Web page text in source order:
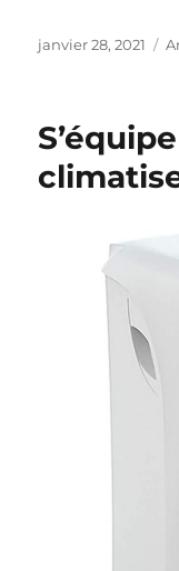
Publié
janvier 28, 2021